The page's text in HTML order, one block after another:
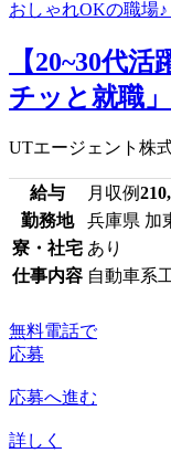
【20~30代
チッと就職
UTエージェント株
給与 月収例
勤務地
兵庫県 加
寮・社宅 あり
仕事内容 自動車系
無料電話で
応募
応募へ進む
詳しく